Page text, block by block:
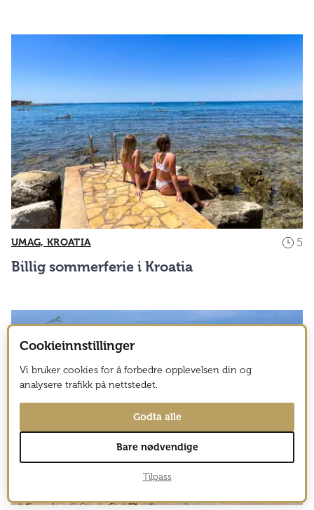
UMAG, KROATIA 5
Billig sommerferie i Kroatia
Cookieinnstillinger
Vi bruker cookies for å forbedre opplevelsen din og
analysere trafikk på nettstedet.
Godta alle
Bare nødvendige
Tilpass